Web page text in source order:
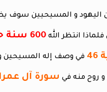
600 سنة حتى يكشف الحق للناس ؟
في وصف إله المسيحين
سورة آل عمران